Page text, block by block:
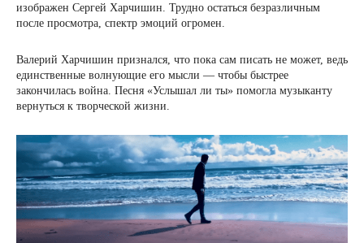
изображен Сергей Харчишин. Трудно остаться безразличным
после просмотра, спектр эмоций огромен.
Валерий Харчишин признался, что пока сам писать не может, ведь
единственные волнующие его мысли — чтобы быстрее
закончилась война. Песня «Услышал ли ты» помогла музыканту
вернуться к творческой жизни.